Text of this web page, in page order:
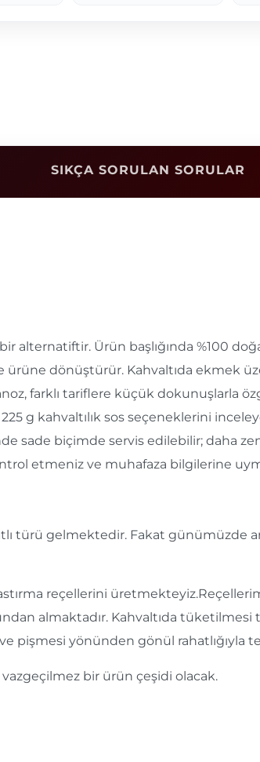
SIKÇA SORULAN SORULAR
alternatiftir. Ürün başlığında %100
ürüne dönüştürür. Kahvaltıda ekmek
farklı tariflere küçük dokunuşlarla
g kahvaltılık sos seçeneklerini
sade biçimde servis edilebilir; daha
etmeniz ve muhafaza bilgilerine
türü gelmektedir. Fakat günümüzde
reçellerini
almaktadır. Kahvaltıda
pişmesi yönünden gönül rahatlığıyla
vazgeçilmez bir ürün çeşidi olacak.